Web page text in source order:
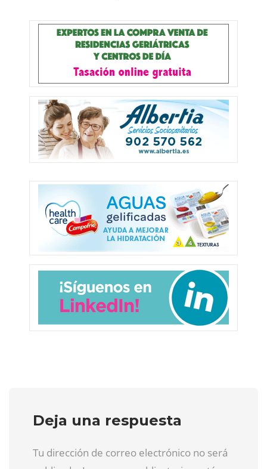
Deja una respuesta
Tu dirección de correo electrónico no será